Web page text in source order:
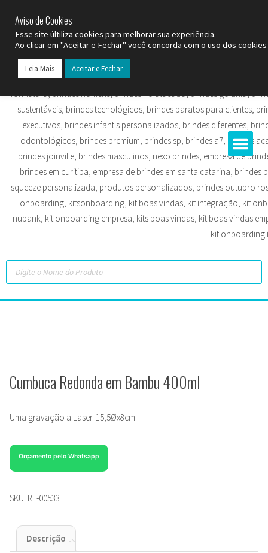
Cumbuca Redonda em Bambu 400ml
Uma gravação a Laser. 15,5Øx8cm
Orçamento pelo Whatsapp
SKU: RE-00533
Descrição
Aviso de Cookies
Esse site últiliza cookies para melhorar sua experiência.
Ao clicar em "Aceitar e Fechar" você concorda com o uso dos
Leia Mais Aceitar e Fechar